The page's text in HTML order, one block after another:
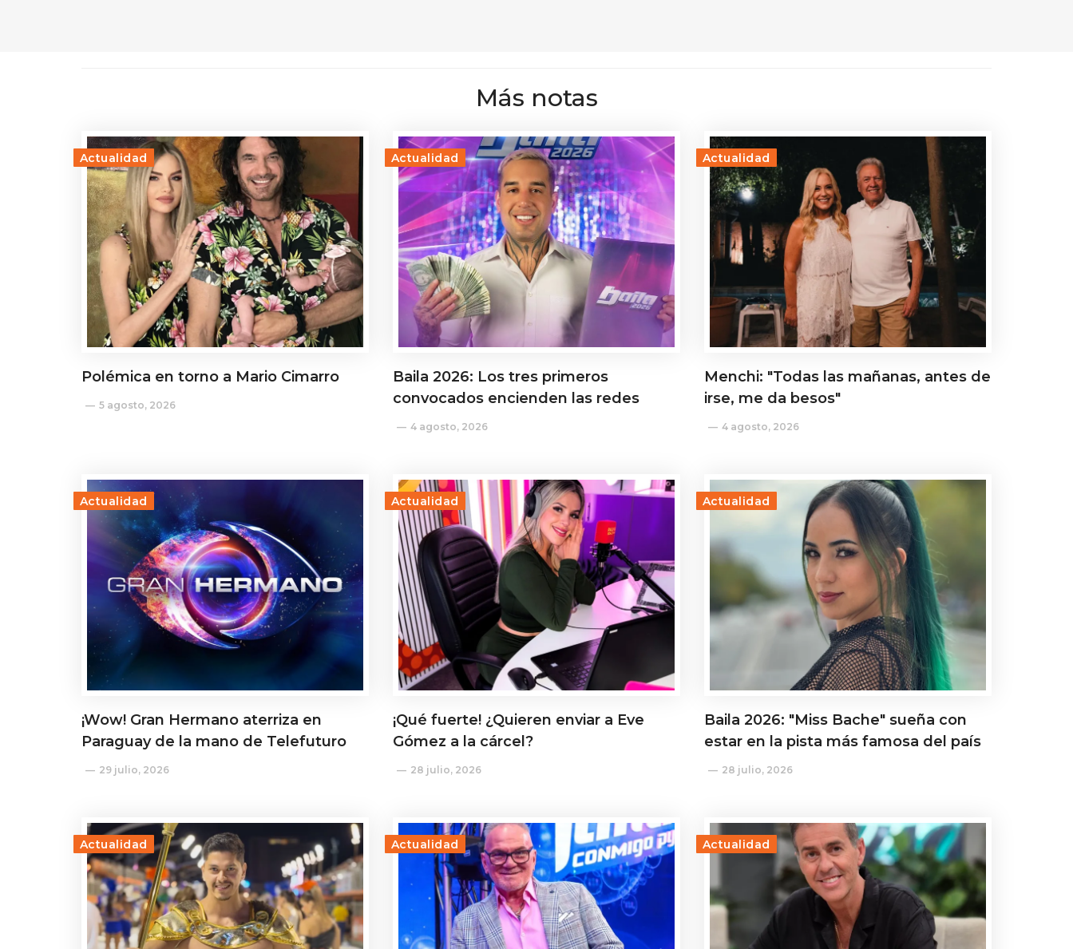
Más notas
Actualidad
Polémica en torno a Mario Cimarro
5 agosto, 2026
Actualidad
Baila 2026: Los tres primeros
convocados encienden las redes
4 agosto, 2026
Actualidad
Menchi: "Todas las mañanas, antes de
irse, me da besos"
4 agosto, 2026
Actualidad
¡Wow! Gran Hermano aterriza en
Paraguay de la mano de Telefuturo
29 julio, 2026
Actualidad
¡Qué fuerte! ¿Quieren enviar a Eve
Gómez a la cárcel?
28 julio, 2026
Actualidad
Baila 2026: "Miss Bache" sueña con
estar en la pista más famosa del país
28 julio, 2026
Actualidad Actualidad Actualidad